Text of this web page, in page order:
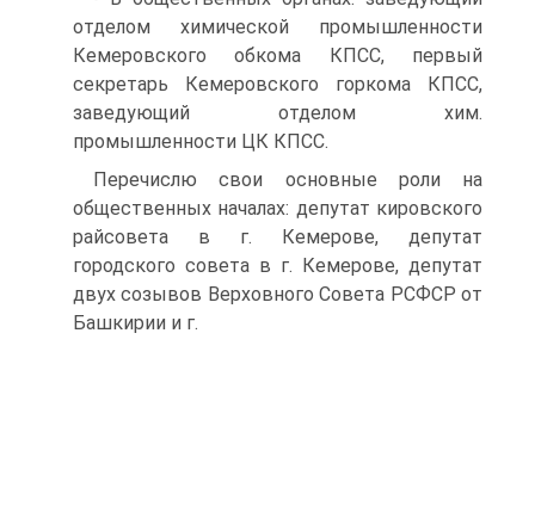
отделом химической промышленности
Кемеровского обкома КПСС, первый
секретарь Кемеровского горкома КПСС,
заведующий отделом хим.
промышленности ЦК КПСС.
Перечислю свои основные роли на
общественных началах: депутат кировского
райсовета в г. Кемерове, депутат
городского совета в г. Кемерове, депутат
двух созывов Верховного Совета РСФСР от
Башкирии и г.